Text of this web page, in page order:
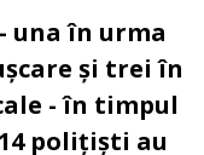
una în urma
și trei în
- în timpul
polițiști au